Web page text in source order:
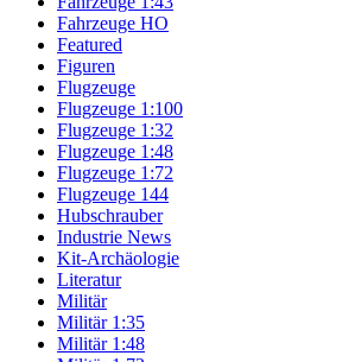
Fahrzeuge HO
Featured
Figuren
Flugzeuge
Flugzeuge 1:100
Flugzeuge 1:32
Flugzeuge 1:48
Flugzeuge 1:72
Flugzeuge 144
Hubschrauber
Industrie News
Kit-Archäologie
Literatur
Militär
Militär 1:35
Militär 1:48